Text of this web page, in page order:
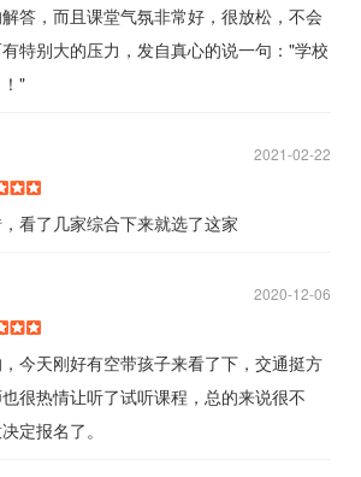
答，而且课堂气氛非常好，很放松，不会
特别大的压力，发自真心的说一句："学校
"
2021-02-22
看了几家综合下来就选了这家
2020-12-06
今天刚好有空带孩子来看了下，交通挺方
很热情让听了试听课程，总的来说很不
定报名了。